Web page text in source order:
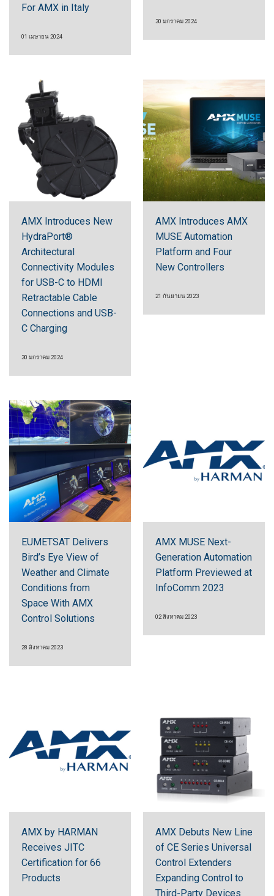
For AMX in Italy
01 เมษายน 2024
30 มกราคม 2024
AMX Introduces New
HydraPort®
Architectural
Connectivity Modules
for USB-C to HDMI
Retractable Cable
Connections and USB-
C Charging
30 มกราคม 2024
AMX Introduces AMX
MUSE Automation
Platform and Four
New Controllers
21 กันยายน 2023
EUMETSAT Delivers
Bird’s Eye View of
Weather and Climate
Conditions from
Space With AMX
Control Solutions
28 สิงหาคม 2023
AMX MUSE Next-
Generation Automation
Platform Previewed at
InfoComm 2023
02 สิงหาคม 2023
AMX by HARMAN
Receives JITC
Certification for 66
Products
AMX Debuts New Line
of CE Series Universal
Control Extenders
Expanding Control to
Third-Party Devices